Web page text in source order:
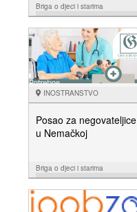
Briga o djeci i starima
NUDIM
INOSTRANSTVO
Posao za negovateljice
u Nemačkoj
Briga o djeci i starima
NUDIM